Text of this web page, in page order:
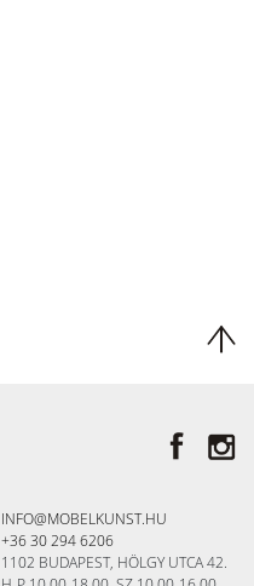
INFO@MOBELKUNST.HU
+36 30 294 6206
1102 BUDAPEST, HÖLGY UTCA 42.